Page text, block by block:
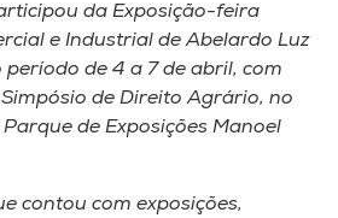
da Exposição-feira
e Industrial de Abelardo Luz
período de 4 a 7 de abril, com
de Direito Agrário, no
de Exposições Manoel
contou com exposições,